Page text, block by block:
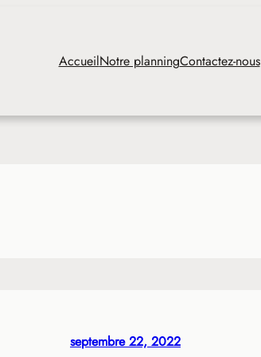
AccueilNotre planningContactez-nous
septembre 22, 2022